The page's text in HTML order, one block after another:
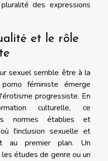
des expressions
et le rôle
sexuel semble être à la
féministe émerge
progressiste. En
culturelle, ce
normes établies et
l'inclusion sexuelle et
au premier plan. Un
études de genre ou un